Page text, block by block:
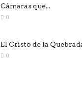
Cámaras que...
0
El Cristo de la
0